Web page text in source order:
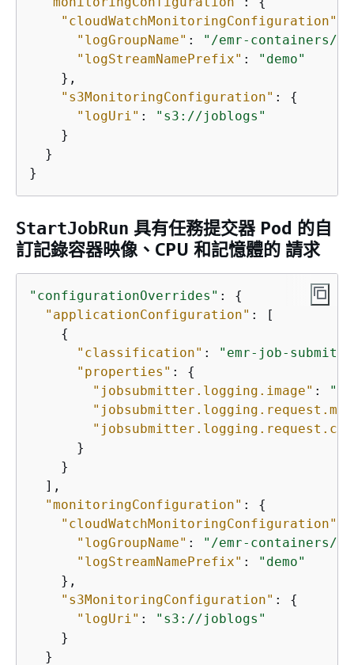
"cloudWatchMonitoringConfiguration"
"logGroupName" :
"/emr-containers/
"logStreamNamePrefix" :
"demo"
    },
"s3MonitoringConfiguration" : {
"logUri" :
"s3://joblogs"
    }
  }
}
StartJobRun 具有任務提交器 Pod 的自
訂記錄容器映像、CPU 和記憶體的 請求
"configurationOverrides" : {
"applicationConfiguration" : [
{
"classification" :
"emr-job-
"properties" : {
"jobsubmitter.logging.image" : "
      }
    }
  ],
"monitoringConfiguration" : {
"cloudWatchMonitoringConfiguration"
"logGroupName" :
"/emr-containers/
"logStreamNamePrefix" :
"demo"
    },
"s3MonitoringConfiguration" : {
"logUri" :
"s3://joblogs"
    }
  }